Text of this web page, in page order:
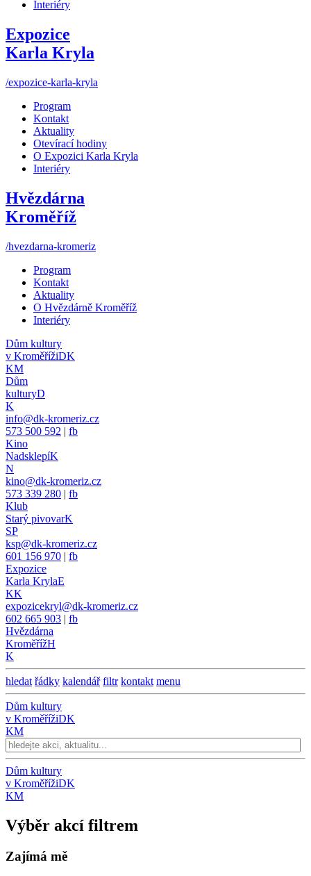
Interiéry
Expozice
Karla Kryla
/expozice-karla-kryla
Program
Kontakt
Aktuality
Otevírací hodiny
O Expozici Karla Kryla
Interiéry
Hvězdárna
Kroměříž
/hvezdarna-kromeriz
Program
Kontakt
Aktuality
O Hvězdárně Kroměříž
Interiéry
Dům kultury
v KroměřížiDK
KM
Dům
kulturyD
K
info@dk-kromeriz.cz
573 500 592 | fb
Kino
NadsklepíK
N
kino@dk-kromeriz.cz
573 339 280 | fb
Klub
Starý pivovarK
SP
ksp@dk-kromeriz.cz
601 156 970 | fb
Expozice
Karla KrylaE
KK
expozicekryl@dk-kromeriz.cz
602 665 903 | fb
Hvězdárna
KroměřížH
K
hledat řádky kalendář filtr kontakt menu
Dům kultury
v KroměřížiDK
KM
Dům kultury
v KroměřížiDK
KM
Výběr akcí filtrem
Zajímá mě